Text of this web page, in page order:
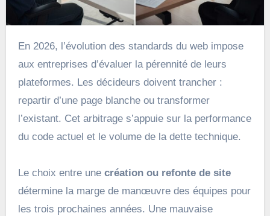
En 2026, l’évolution des standards du web impose
aux entreprises d’évaluer la pérennité de leurs
plateformes. Les décideurs doivent trancher :
repartir d’une page blanche ou transformer
l’existant. Cet arbitrage s’appuie sur la performance
du code actuel et le volume de la dette technique.
Le choix entre une création ou refonte de site
détermine la marge de manœuvre des équipes pour
les trois prochaines années. Une mauvaise